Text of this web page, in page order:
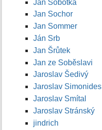
Jan Sobotka
Jan Sochor
Jan Sommer
Ján Srb
Jan Šrůtek
Jan ze Soběslavi
Jaroslav Šedivý
Jaroslav Simonides
Jaroslav Smítal
Jaroslav Stránský
jindrich